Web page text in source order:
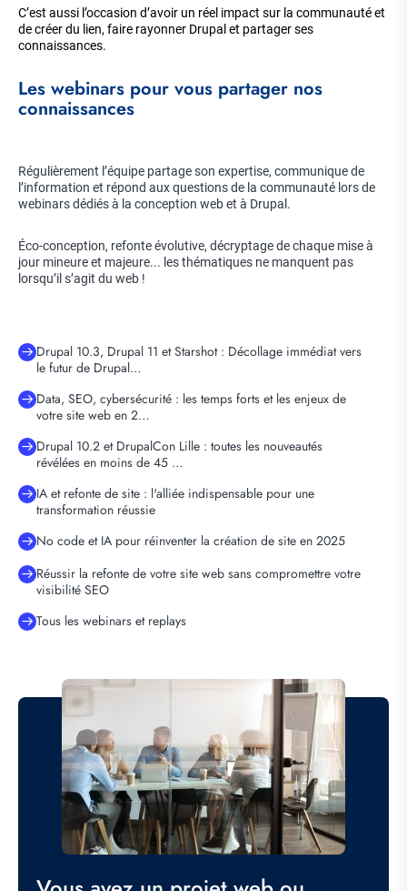
C’est aussi l’occasion d’avoir un réel impact sur la communauté et
de créer du lien, faire rayonner Drupal et partager ses
connaissances.
Les webinars pour vous partager nos
connaissances
Régulièrement l’équipe partage son expertise, communique de
l’information et répond aux questions de la communauté lors de
webinars dédiés à la conception web et à Drupal.
Éco-conception, refonte évolutive, décryptage de chaque mise à
jour mineure et majeure... les thématiques ne manquent pas
lorsqu’il s’agit du web !
Drupal 10.3, Drupal 11 et Starshot : Décollage immédiat vers
le futur de Drupal…
Data, SEO, cybersécurité : les temps forts et les enjeux de
votre site web en 2…
Drupal 10.2 et DrupalCon Lille : toutes les nouveautés
révélées en moins de 45 …
IA et refonte de site : l'alliée indispensable pour une
transformation réussie
No code et IA pour réinventer la création de site en 2025
Réussir la refonte de votre site web sans compromettre votre
visibilité SEO
Tous les webinars et replays